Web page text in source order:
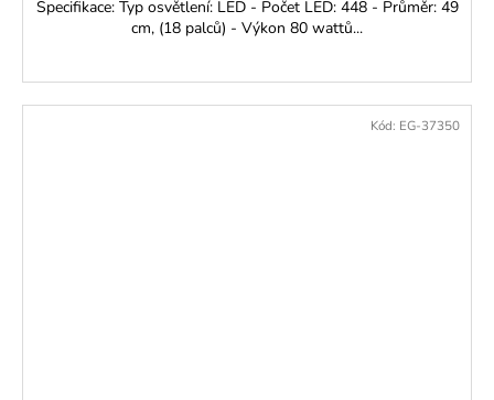
Specifikace: Typ osvětlení: LED - Počet LED: 448 - Průměr: 49
cm, (18 palců) - Výkon 80 wattů...
Kód: EG-37350